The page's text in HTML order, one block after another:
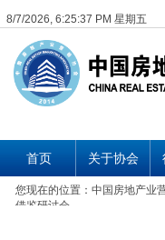
8/7/2026, 6:25:38 PM 星期五
首页 关于协会
您现在的位置： 中国房地产业
借鉴研讨会